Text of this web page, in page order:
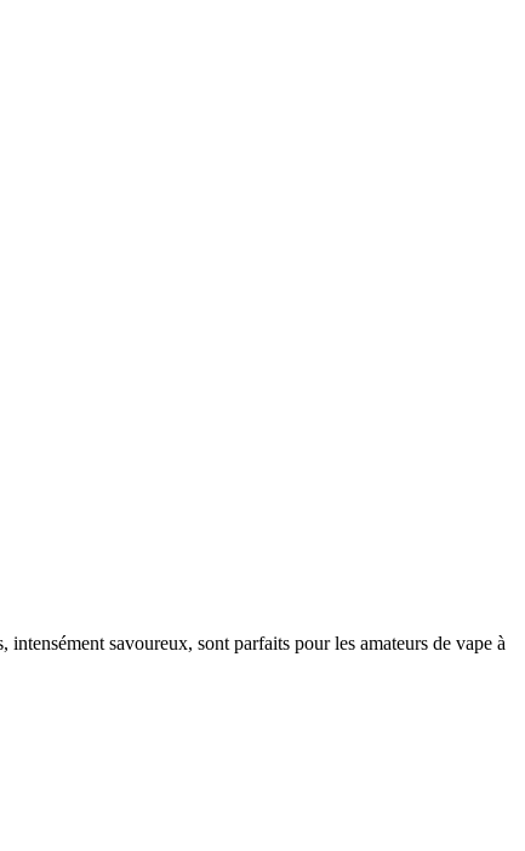
intensément savoureux, sont parfaits pour les amateurs de vape à